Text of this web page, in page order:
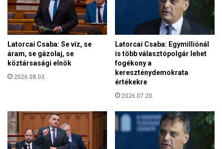
Latorcai Csaba: Se víz, se
áram, se gázolaj, se
köztársasági elnök
2026.08.03.
Latorcai Csaba: Egymilliónál
is több választópolgár lehet
fogékony a
kereszténydemokrata
értékekre
2026.07.20.